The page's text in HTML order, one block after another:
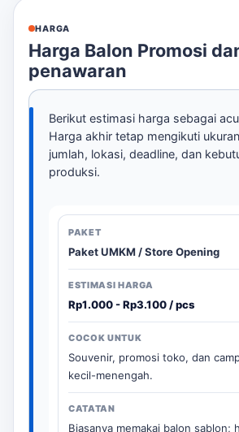
HARGA
Harga Balon Promosi
penawaran
Berikut estimasi harga sebagai
Harga akhir tetap mengikuti
jumlah, lokasi, deadline, dan
produksi.
Paket UMKM / Store Opening
Rp1.000 - Rp3.100 / pcs
Souvenir, promosi toko, dan
kecil-menengah.
Biasanya memakai balon sablon;